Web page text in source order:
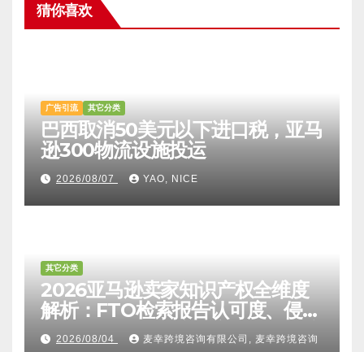
猜你喜欢
广告引流 其它分类
巴西取消50美元以下进口税，亚马
逊300物流设施投运
2026/08/07 YAO, NICE
其它分类
2026亚马逊卖家知识产权全维度
解析：FTO检索报告认可度、侵权
比对区别、TRO应诉方法及服务商
2026/08/04 麦幸跨境咨询有限公司, 麦幸跨境咨询